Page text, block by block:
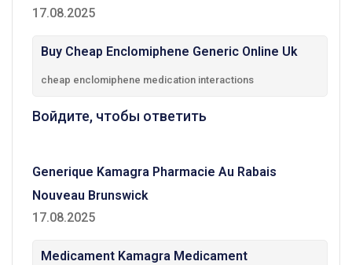
17.08.2025
Buy Cheap Enclomiphene Generic Online Uk
cheap enclomiphene medication interactions
Войдите, чтобы ответить
Generique Kamagra Pharmacie Au Rabais
Nouveau Brunswick
17.08.2025
Medicament Kamagra Medicament